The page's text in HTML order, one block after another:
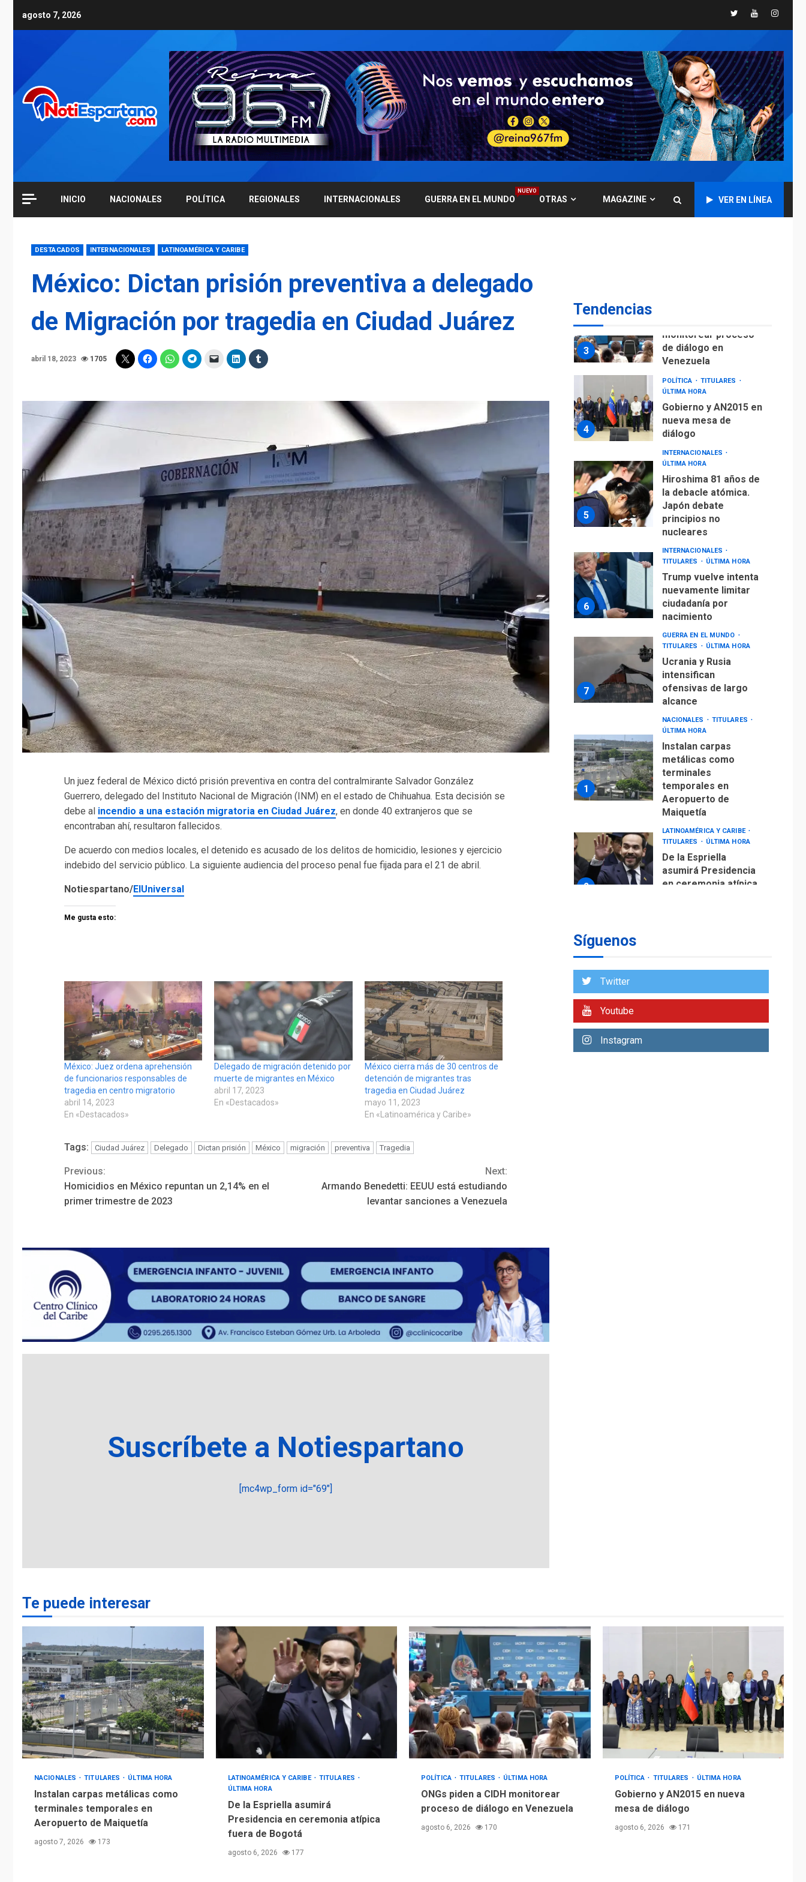
agosto 7, 2026 TwitterYoutube
INICIO NACIONALES POLÍTICA REGIONALES INTERNACIONALES GUERRA EN EL MUNDO
NUEVO
OTRAS MAGAZINE VER EN LÍNEA
DESTACADOS INTERNACIONALES LATINOAMÉRICA Y CARIBE
México: Dictan prisión preventiva a delegado
de Migración por tragedia en Ciudad Juárez
abril 18, 2023 1705
Un juez federal de México dictó prisión preventiva en contra del contralmirante Salvador González
Guerrero, delegado del Instituto Nacional de Migración (INM) en el estado de Chihuahua. Esta decisión se
debe al incendio a una estación migratoria en Ciudad Juárez, en donde 40 extranjeros que se
encontraban ahí, resultaron fallecidos.
De acuerdo con medios locales, el detenido es acusado de los delitos de homicidio, lesiones y ejercicio
indebido del servicio público. La siguiente audiencia del proceso penal fue fijada para el 21 de abril.
Notiespartano/ElUniversal
Me gusta esto:
México: Juez ordena aprehensión
de funcionarios responsables de
tragedia en centro migratorio
abril 14, 2023
En «Destacados»
Delegado de migración detenido por
muerte de migrantes en México
abril 17, 2023
En «Destacados»
México cierra más de 30 centros de
detención de migrantes tras
tragedia en Ciudad Juárez
mayo 11, 2023
En «Latinoamérica y Caribe»
Tags: Ciudad Juárez Delegado Dictan prisión México migración preventiva Tragedia
Continue
Reading
Previous:
Homicidios en México repuntan un 2,14% en el
primer trimestre de 2023
Next:
Armando Benedetti: EEUU está estudiando
levantar sanciones a Venezuela
Suscríbete a Notiespartano
[mc4wp_form id="69"]
Tendencias
7
GUERRA EN EL MUNDO
Ucrania y Rusia
intensifican
ofensivas de largo
alcance
NACIONALES
TITULARES
ÚLTIMA HORA
Instalan carpas
metálicas como
terminales
Aeropuerto de
3
monitorear proceso
de diálogo en
Venezuela
4
POLÍTICA
TITULARES
ÚLTIMA HORA
Gobierno y AN2015 en
nueva mesa de
diálogo
5
INTERNACIONALES
ÚLTIMA HORA
Hiroshima 81 años de
la debacle atómica.
Japón debate
principios no
nucleares
6
INTERNACIONALES
TITULARES
ÚLTIMA HORA
Trump vuelve intenta
nuevamente limitar
ciudadanía por
nacimiento
7
GUERRA EN EL MUNDO
TITULARES
ÚLTIMA HORA
Ucrania y Rusia
intensifican
ofensivas de largo
alcance
1
NACIONALES
TITULARES
ÚLTIMA HORA
Instalan carpas
metálicas como
terminales
temporales en
Aeropuerto de
Maiquetía
2
LATINOAMÉRICA Y CARIBE
TITULARES
ÚLTIMA HORA
De la Espriella
asumirá Presidencia
en ceremonia atípica
3
de diálogo en
4
POLÍTICA
TITULARES
Gobierno y AN2015 en
diálogo
Síguenos
Twitter
Youtube
Instagram
Te puede interesar
NACIONALES TITULARES ÚLTIMA HORA
Instalan carpas metálicas como
terminales temporales en
Aeropuerto de Maiquetía
agosto 7, 2026 173
LATINOAMÉRICA Y CARIBE
TITULARES
ÚLTIMA HORA
De la Espriella asumirá
Presidencia en ceremonia atípica
fuera de Bogotá
agosto 6, 2026 177
POLÍTICA TITULARES ÚLTIMA HORA
ONGs piden a CIDH monitorear
proceso de diálogo en Venezuela
agosto 6, 2026 170
POLÍTICA TITULARES ÚLTIMA HORA
Gobierno y AN2015 en nueva
mesa de diálogo
agosto 6, 2026 171